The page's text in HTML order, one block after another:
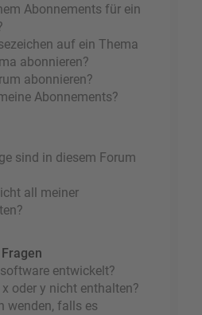
Abonnements für ein
auf ein Thema
abonnieren?
abonnieren?
Abonnements?
sind in diesem Forum
all meiner
entwickelt?
oder y nicht enthalten?
wenden, falls es